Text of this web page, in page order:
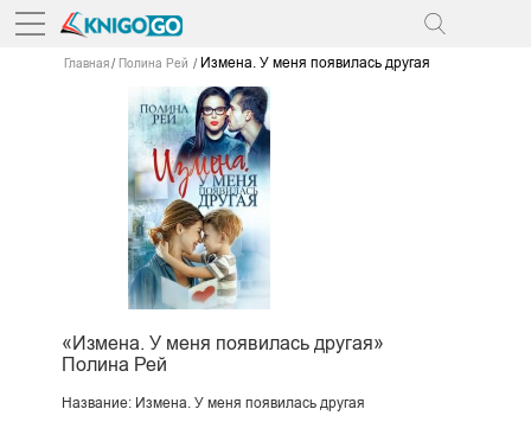
Главная Полина Рей Измена. У меня появилась другая
«Измена. У меня появилась другая»
Полина Рей
Название: Измена. У меня появилась другая